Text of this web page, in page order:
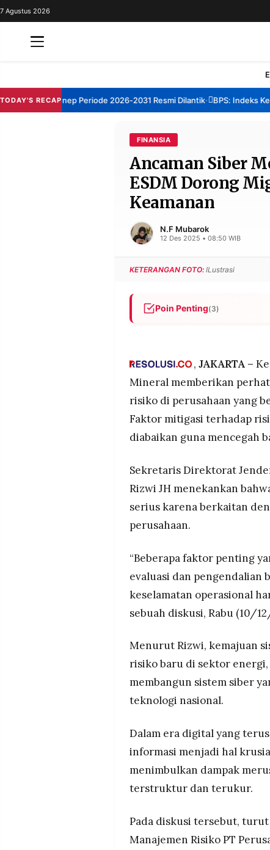
REDAKSI
7 Agustus 2026
TODAY'S RECAP
Sumenep Periode 2026-2031 Resmi Dilantik• BPS: Indeks
FINANSIA
Ancaman Siber
ESDM Dorong
Keamanan
N.F Mubarok
12 Des 2025 • 08:50 WIB
KETERANGAN FOTO: ILustrasi
Poin Penting(3)
55 Business Continuity
2024-2025 sebagai bukti
bisnis.
Pertamina International
strategis dengan
, JAKARTA –
Mineral memberikan
risiko di perusahaan yang
Faktor mitigasi terhadap
diabaikan guna mencegah
Sekretaris Direktorat
Rizwi JH menekankan
serius karena berkaitan
perusahaan.
“Beberapa faktor penting
evaluasi dan pengendalian
keselamatan operasional
sebuah diskusi, Rabu (10/
Menurut Rizwi, kemajuan
risiko baru di sektor
membangun sistem siber
teknologi nasional.
Dalam era digital yang
informasi menjadi hal
menimbulkan dampak
terstruktur dan terukur.
Pada diskusi tersebut,
Manajemen Risiko PT